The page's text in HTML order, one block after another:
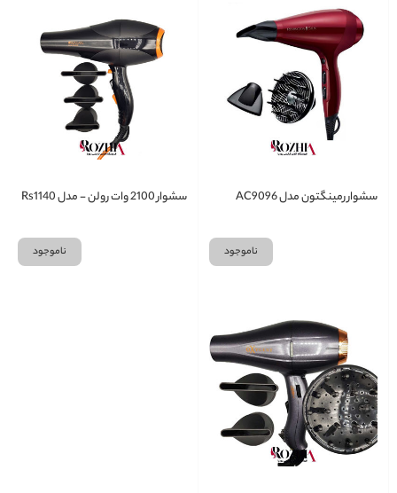
سشوار رمینگتون مدل AC9096
ناموجود
سشوار 2100 وات رولن - مدل Rs1140
ناموجود